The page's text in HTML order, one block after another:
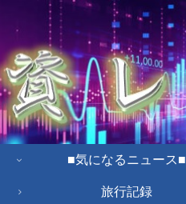
■気になるニュース■
旅行記録